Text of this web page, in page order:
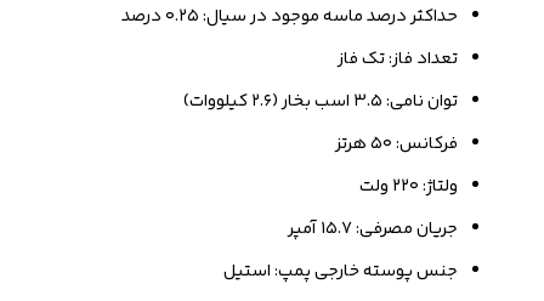
حداکثر درصد ماسه موجود در سیال: ۰.۲۵ درصد
تعداد فاز: تک فاز
توان نامی: ۳.۵ اسب بخار (۲.۶ کیلووات)
فرکانس: ۵۰ هرتز
ولتاژ: ۲۲۰ ولت
جریان مصرفی: ۱۵.۷ آمپر
جنس پوسته خارجی پمپ: استیل